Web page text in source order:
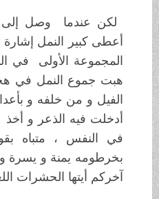
لكن عندما وصل إلى
أعطى كبير النمل إشارة
المجموعة الأولى في
هبت جموع النمل في
الفيل و من خلفه و بأعداد
أدخلت فيه الذعر و أخذ
في النفس ، متباه
بخرطومه يمنة و يسرة
آخركم أيتها الحشرات